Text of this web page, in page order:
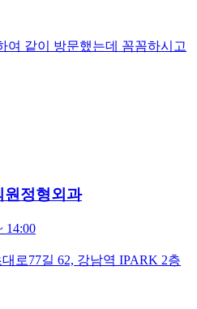
여 같이 방문했는데 꼼꼼하시고
정형외과
14:00
로77길 62, 강남역 IPARK 2층